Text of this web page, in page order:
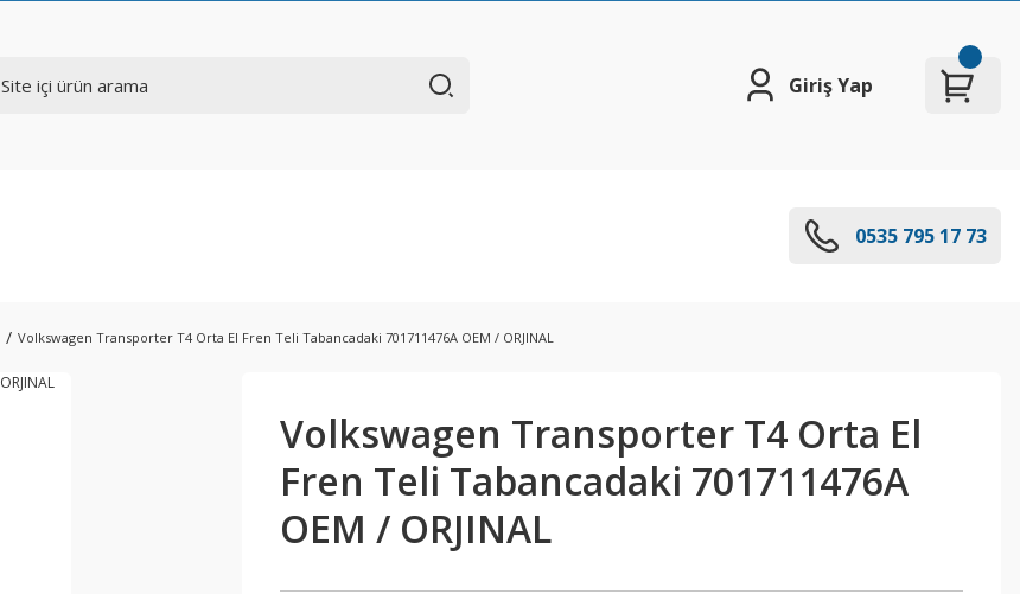
Giriş Yap
0535 795 17 73
Volkswagen Transporter T4 Orta El Fren Teli Tabancadaki 701711476A OEM / ORJINAL
Volkswagen Transporter T4 Orta El
Fren Teli Tabancadaki 701711476A
OEM / ORJINAL